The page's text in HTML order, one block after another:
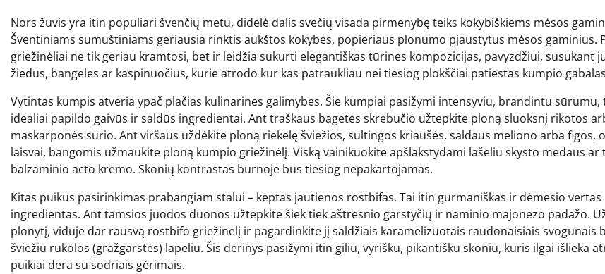
Nors žuvis yra itin populiari švenčių metu, didelė dalis svečių visada pirmenybę teiks kokybiškiems mėsos
Šventiniams sumuštiniams geriausia rinktis aukštos kokybės, popieriaus plonumo pjaustytus mėsos gaminius.
griežinėliai ne tik geriau kramtosi, bet ir leidžia sukurti elegantiškas tūrines kompozicijas, pavyzdžiui, susukant
žiedus, bangeles ar kaspinuočius, kurie atrodo kur kas patraukliau nei tiesiog plokščiai patiestas kumpio
Vytintas kumpis atveria ypač plačias kulinarines galimybes. Šie kumpiai pasižymi intensyviu, brandintu sūrumu,
idealiai papildo gaivūs ir saldūs ingredientai. Ant traškaus bagetės skrebučio užtepkite ploną sluoksnį rikotos
maskarponės sūrio. Ant viršaus uždėkite ploną riekelę šviežios, sultingos kriaušės, saldaus meliono arba figos,
laisvai, bangomis užmaukite ploną kumpio griežinėlį. Viską vainikuokite apšlakstydami lašeliu skysto medaus ar
balzaminio acto kremo. Skonių kontrastas burnoje bus tiesiog nepakartojamas.
Kitas puikus pasirinkimas prabangiam stalui – keptas jautienos rostbifas. Tai itin gurmaniškas ir dėmesio vertas
ingredientas. Ant tamsios juodos duonos užtepkite šiek tiek aštresnio garstyčių ir naminio majonezo padažo.
plonytį, viduje dar rausvą rostbifo griežinėlį ir pagardinkite jį saldžiais karamelizuotais raudonaisiais svogūnais
šviežiu rukolos (gražgarstės) lapeliu. Šis derinys pasižymi itin giliu, vyrišku, pikantišku skoniu, kuris ilgai išlieka
puikiai dera su sodriais gėrimais.